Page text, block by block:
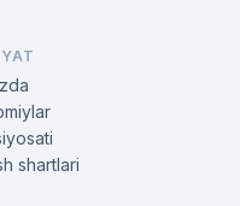
shartlari